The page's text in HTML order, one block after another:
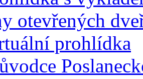
otevřených
prohlídka